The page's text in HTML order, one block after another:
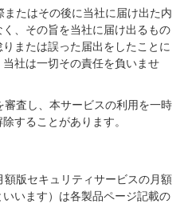
たはその後に当社に届け出た内
、その旨を当社に届け出るもの
または誤った届出をしたことに
社は一切その責任を負いませ
査し、本サービスの利用を一時
することがあります。
版セキュリティサービスの月額
います）は各製品ページ記載の